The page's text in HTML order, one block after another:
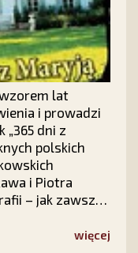
lat
i prowadzi
„365 dni z
polskich
i Piotra
– jak zawsze
więcej